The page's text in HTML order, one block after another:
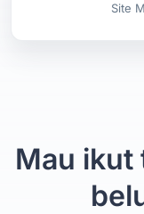
Site
Mau ikut